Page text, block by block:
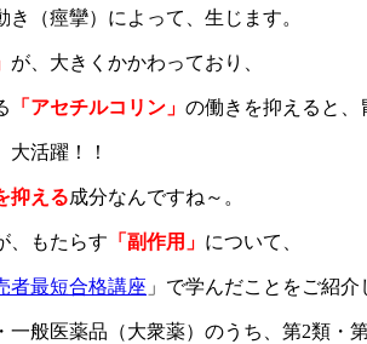
（痙攣）によって、生じます。
が、大きくかかわっており、
「アセチルコリン」 の働きを抑えると、
活躍！！
抑える成分なんですね～。
、もたらす 「副作用」 について、
者最短合格講座 」で学んだことをご紹介
一般医薬品（大衆薬）のうち、第2類・